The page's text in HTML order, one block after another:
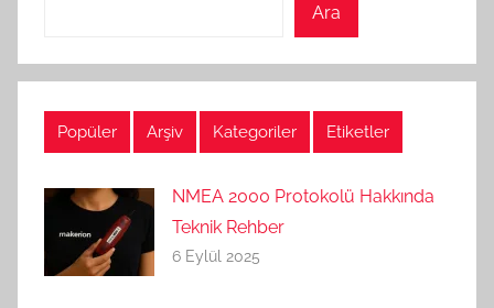
Ara
Popüler Arşiv Kategoriler Etiketler
NMEA 2000 Protokolü Hakkında
Teknik Rehber
6 Eylül 2025